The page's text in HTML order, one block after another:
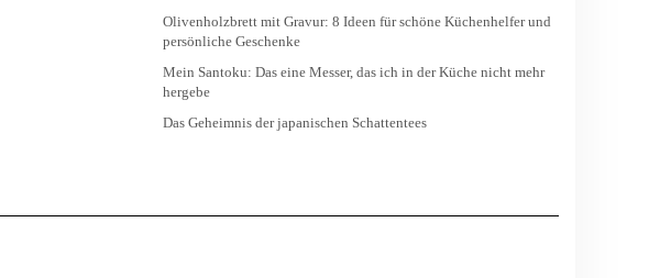
Olivenholzbrett mit Gravur: 8 Ideen für schöne Küchenhelfer und
persönliche Geschenke
Mein Santoku: Das eine Messer, das ich in der Küche nicht mehr
hergebe
Das Geheimnis der japanischen Schattentees